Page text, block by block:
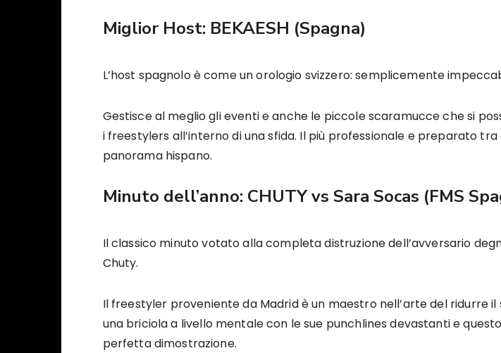
Miglior Host: BEKAESH (Spagna)
L’host spagnolo è come un orologio svizzero: semplicemente
Gestisce al meglio gli eventi e anche le piccole scaramucce che si
i freestylers all’interno di una sfida. Il più professionale e preparato tra
panorama hispano.
Minuto dell’anno: CHUTYvs Sara Socas (FMS
Il classico minuto votato alla completa distruzione dell’avversario
Chuty.
Il freestyler proveniente da Madrid è un maestro nell’arte del ridurre il
una briciola a livello mentale con le sue punchlines devastanti e
perfetta dimostrazione.